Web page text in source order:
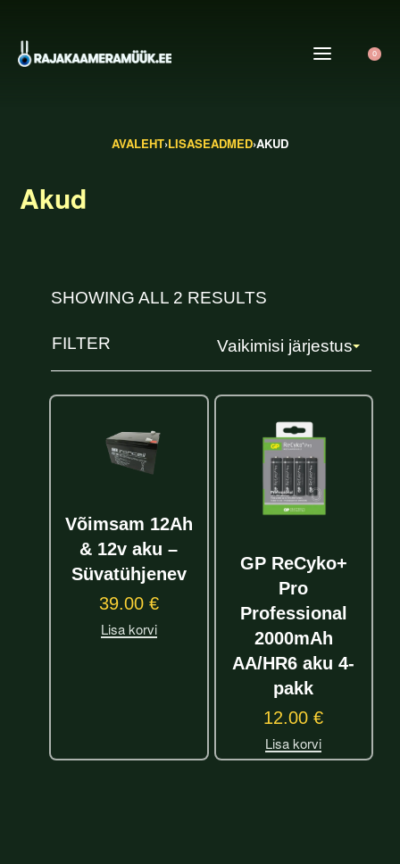
0
AVALEHT›LISASEADMED›AKUD
Akud
SHOWING ALL 2 RESULTS
Vaikimisi järjestus
FILTER
Võimsam 12Ah
& 12v aku –
Süvatühjenev
39.00 €
Lisa korvi
GP ReCyko+
Pro
Professional
2000mAh
AA/HR6 aku 4-
pakk
12.00€
Lisa korvi